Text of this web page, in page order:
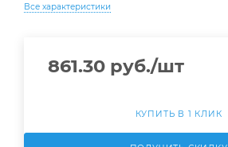
Все характеристики
861.30 руб./шт
КУПИТЬ В 1 КЛИК